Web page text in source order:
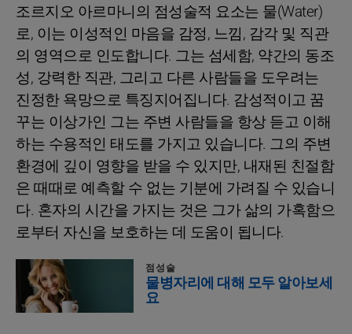
조르지오 아르마니의 점성술적 요소는 물(Water)
로, 이는 이성적인 마음을 감정, 느낌, 감각 및 직관
의 영역으로 인도합니다. 그는 섬세함, 약간의 동조
성, 강력한 직관, 그리고 다른 사람들을 도우려는
진정한 욕망으로 특징지어집니다. 감성적이고 꿈
꾸는 이상가인 그는 주변 사람들을 항상 듣고 이해
하는 수용적인 태도를 가지고 있습니다. 그의 주변
환경에 깊이 영향을 받을 수 있지만, 내재된 친절함
은 때때로 예측할 수 없는 기분에 가려질 수 있습니
다. 혼자의 시간을 가지는 것은 그가 삶의 가혹함으
로부터 자신을 보호하는 데 도움이 됩니다.
점성술
물병자리에 대해 모두 알아보세
요